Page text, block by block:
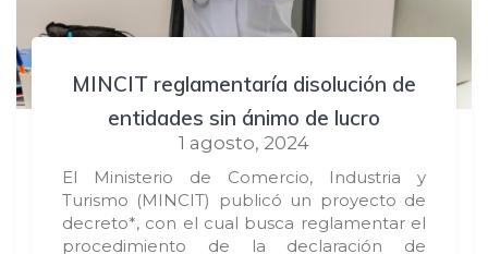
MINCIT reglamentaría disolución de
entidades sin ánimo de lucro
1 agosto, 2024
El Ministerio de Comercio, Industria y
Turismo (MINCIT) publicó un proyecto de
decreto*, con el cual busca reglamentar el
procedimiento de la declaración de